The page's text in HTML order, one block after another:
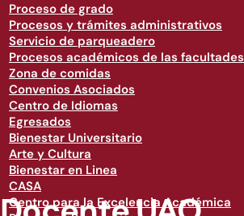
Proceso de grado
Procesos y trámites administrativos
Servicio de parqueadero
Procesos académicos de las facultades
Zona de comidas
Convenios Asociados
Centro de Idiomas
Egresados
Bienestar Universitario
Arte y Cultura
Bienestar en Linea
CASA
Centro para la Excelencia Académica